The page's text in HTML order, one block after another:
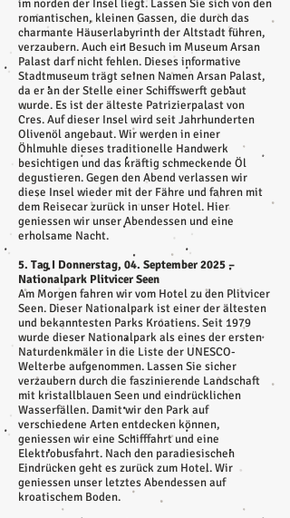
im norden der Insel liegt. Lassen Sie sich von den
romantischen, kleinen Gassen, die durch das
charmante Häuserlabyrinth der Altstadt führen,
verzaubern. Auch ein Besuch im Museum Arsan
Palast darf nicht fehlen. Dieses informative
Stadtmuseum trägt seinen Namen Arsan Palast,
da er an der Stelle einer Schiffswerft gebaut
wurde. Es ist der älteste Patrizierpalast von
Cres. Auf dieser Insel wird seit Jahrhunderten
Olivenöl angebaut. Wir werden in einer
Öhlmuhle dieses traditionelle Handwerk
besichtigen und das kräftig schmeckende Öl
degustieren. Gegen den Abend verlassen wir
diese Insel wieder mit der Fähre und fahren mit
dem Reisecar zurück in unser Hotel. Hier
geniessen wir unser Abendessen und eine
erholsame Nacht.
5. Tag I Donnerstag, 04. September 2025 –
Nationalpark Plitvicer Seen
Am Morgen fahren wir vom Hotel zu den Plitvicer
Seen. Dieser Nationalpark ist einer der ältesten
und bekanntesten Parks Kroatiens. Seit 1979
wurde dieser Nationalpark als eines der ersten
Naturdenkmäler in die Liste der UNESCO-
Welterbe aufgenommen. Lassen Sie sicher
verzaubern durch die faszinierende Landschaft
mit kristallblauen Seen und eindrücklichen
Wasserfällen. Damit wir den Park auf
verschiedene Arten entdecken können,
geniessen wir eine Schifffahrt und eine
Elektrobusfahrt. Nach den paradiesischen
Eindrücken geht es zurück zum Hotel. Wir
geniessen unser letztes Abendessen auf
kroatischem Boden.